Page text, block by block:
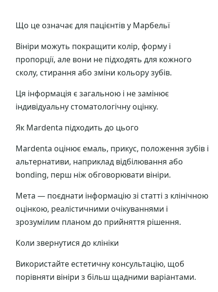
Що це означає для пацієнтів у Марбельї
Вініри можуть покращити колір, форму і
пропорції, але вони не підходять для кожного
сколу, стирання або зміни кольору зубів.
Ця інформація є загальною і не замінює
індивідуальну стоматологічну оцінку.
Як Mardenta підходить до цього
Mardenta оцінює емаль, прикус, положення зубів і
альтернативи, наприклад відбілювання або
bonding, перш ніж обговорювати вініри.
Мета — поєднати інформацію зі статті з клінічною
оцінкою, реалістичними очікуваннями і
зрозумілим планом до прийняття рішення.
Коли звернутися до клініки
Використайте естетичну консультацію, щоб
порівняти вініри з більш щадними варіантами.